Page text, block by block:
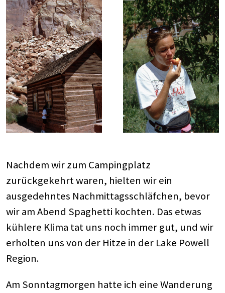
Nachdem wir zum Campingplatz
zurückgekehrt waren, hielten wir ein
ausgedehntes Nachmittagsschläfchen, bevor
wir am Abend Spaghetti kochten. Das etwas
kühlere Klima tat uns noch immer gut, und wir
erholten uns von der Hitze in der Lake Powell
Region.
Am Sonntagmorgen hatte ich eine Wanderung